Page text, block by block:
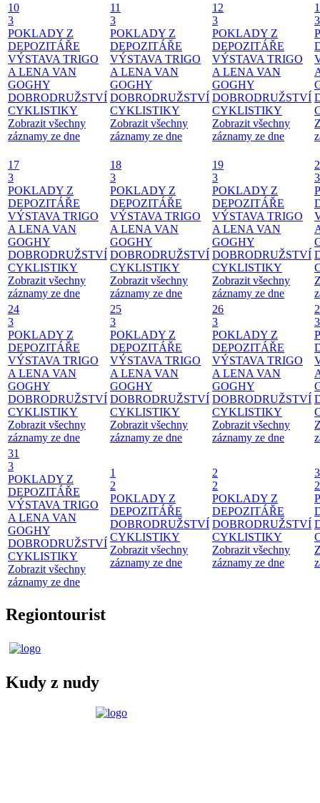
10
3
POKLADY Z
DEPOZITÁŘE
VÝSTAVA TRIGO
A LENA VAN
GOGHY
DOBRODRUŽSTVÍ
CYKLISTIKY
Zobrazit všechny
záznamy ze dne
11
3
POKLADY Z
DEPOZITÁŘE
VÝSTAVA TRIGO
A LENA VAN
GOGHY
DOBRODRUŽSTVÍ
CYKLISTIKY
Zobrazit všechny
záznamy ze dne
12
3
POKLADY Z
DEPOZITÁŘE
VÝSTAVA TRIGO
A LENA VAN
GOGHY
DOBRODRUŽSTVÍ
CYKLISTIKY
Zobrazit všechny
záznamy ze dne
3
17
3
POKLADY Z
DEPOZITÁŘE
VÝSTAVA TRIGO
A LENA VAN
GOGHY
DOBRODRUŽSTVÍ
CYKLISTIKY
Zobrazit všechny
záznamy ze dne
18
3
POKLADY Z
DEPOZITÁŘE
VÝSTAVA TRIGO
A LENA VAN
GOGHY
DOBRODRUŽSTVÍ
CYKLISTIKY
Zobrazit všechny
záznamy ze dne
19
3
POKLADY Z
DEPOZITÁŘE
VÝSTAVA TRIGO
A LENA VAN
GOGHY
DOBRODRUŽSTVÍ
CYKLISTIKY
Zobrazit všechny
záznamy ze dne
3
24
3
POKLADY Z
DEPOZITÁŘE
VÝSTAVA TRIGO
A LENA VAN
GOGHY
DOBRODRUŽSTVÍ
CYKLISTIKY
Zobrazit všechny
záznamy ze dne
25
3
POKLADY Z
DEPOZITÁŘE
VÝSTAVA TRIGO
A LENA VAN
GOGHY
DOBRODRUŽSTVÍ
CYKLISTIKY
Zobrazit všechny
záznamy ze dne
26
3
POKLADY Z
DEPOZITÁŘE
VÝSTAVA TRIGO
A LENA VAN
GOGHY
DOBRODRUŽSTVÍ
CYKLISTIKY
Zobrazit všechny
záznamy ze dne
3
31
3
POKLADY Z
DEPOZITÁŘE
VÝSTAVA TRIGO
A LENA VAN
GOGHY
DOBRODRUŽSTVÍ
CYKLISTIKY
Zobrazit všechny
záznamy ze dne
1
2
POKLADY Z
DEPOZITÁŘE
DOBRODRUŽSTVÍ
CYKLISTIKY
Zobrazit všechny
záznamy ze dne
2
2
POKLADY Z
DEPOZITÁŘE
DOBRODRUŽSTVÍ
CYKLISTIKY
Zobrazit všechny
záznamy ze dne
3
2
Regiontourist
Kudy z nudy